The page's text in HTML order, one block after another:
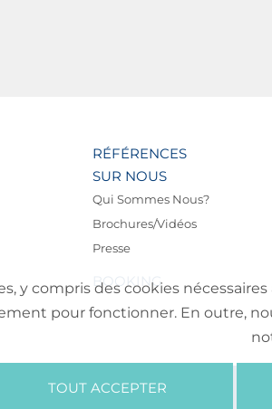
RÉFÉRENCES
SUR NOUS
Qui Sommes Nous?
Brochures/Vidéos
Presse
BOOKING
y compris des cookies
pour fonctionner. En outre,
TOUT ACCEPTER